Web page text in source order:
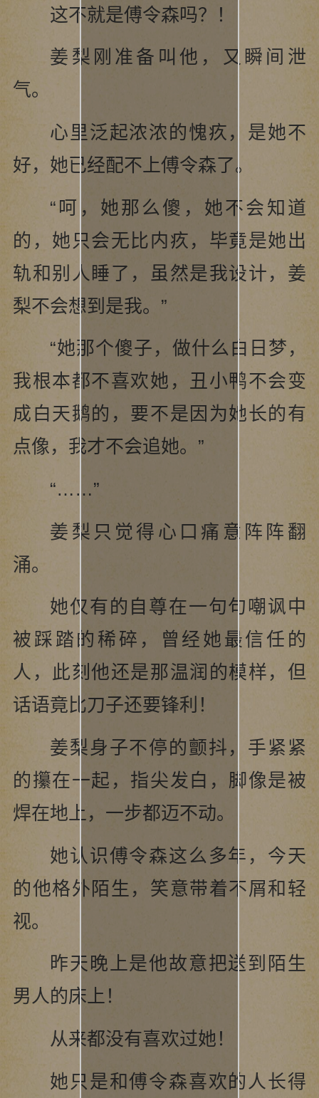
这不就是傅令森吗？！
姜梨刚准备叫他，又瞬间泄
气。
心里泛起浓浓的愧疚，是她不
好，她已经配不上傅令森了。
“呵，她那么傻，她不会知道
的，她只会无比内疚，毕竟是她出
轨和别人睡了，虽然是我设计，姜
梨不会想到是我。”
“她那个傻子，做什么白日梦，
我根本都不喜欢她，丑小鸭不会变
成白天鹅的，要不是因为她长的有
点像，我才不会追她。”
“……”
姜梨只觉得心口痛意阵阵翻
涌。
她仅有的自尊在一句句嘲讽中
被踩踏的稀碎，曾经她最信任的
人，此刻他还是那温润的模样，但
话语竟比刀子还要锋利！
姜梨身子不停的颤抖，手紧紧
的攥在一起，指尖发白，脚像是被
焊在地上，一步都迈不动。
她认识傅令森这么多年，今天
的他格外陌生，笑意带着不屑和轻
视。
昨天晚上是他故意把送到陌生
男人的床上！
从来都没有喜欢过她！
她只是和傅令森喜欢的人长得